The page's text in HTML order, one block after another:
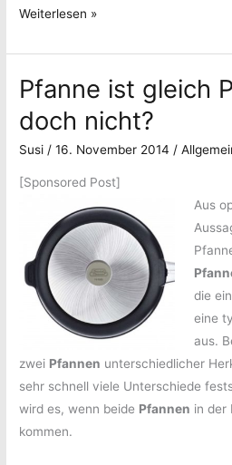
Joschi
wem
Pfannen
Joschi
–
wem
sonst!?
Weiterlesen »
Pfanne ist gleich
doch nicht?
Susi/16. November 2014/
[Sponsored Post]
Aus
die
eine
aus.
zwei Pfannen unterschiedlicher
sehr schnell viele Unterschiede
wird es, wenn beide Pfannen in der
kommen.